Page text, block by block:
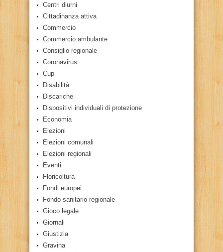
Centri diurni
Cittadinanza attiva
Commercio
Commercio ambulante
Consiglio regionale
Coronavirus
Cup
Disabilità
Discariche
Dispositivi individuali di protezione
Economia
Elezioni
Elezioni comunali
Elezioni regionali
Eventi
Floricoltura
Fondi europei
Fondo sanitario regionale
Gioco legale
Giornali
Giustizia
Gravina